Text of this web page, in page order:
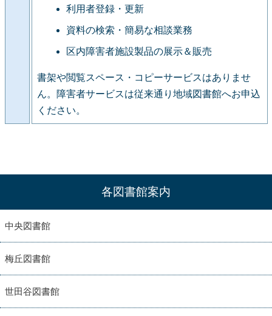
利用者登録・更新
資料の検索・簡易な相談業務
区内障害者施設製品の展示＆販売
書架や閲覧スペース・コピーサービスはありませ
ん。障害者サービスは従来通り地域図書館へお申込
ください。
各図書館案内
中央図書館
梅丘図書館
世田谷図書館